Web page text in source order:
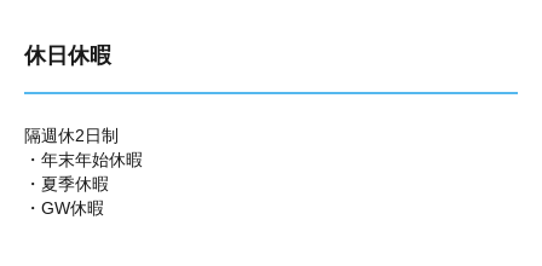
休日休暇
隔週休2日制
・年末年始休暇
・夏季休暇
・GW休暇